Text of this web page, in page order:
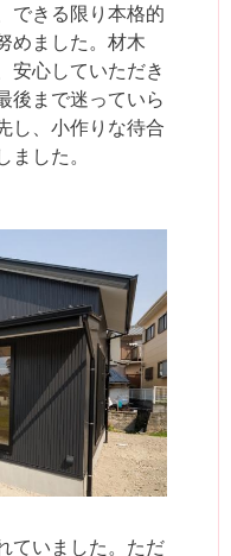
できる限り本格的
めました。材木
安心していただき
後まで迷っていら
し、小作りな待合
した。
ていました。ただ